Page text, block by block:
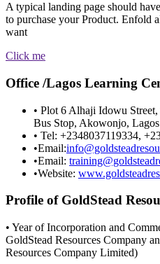
A typical landing page should
to purchase your Product. Enfold
want
Click me
Office /Lagos Learning
• Plot 6 Alhaji Idowu
Bus Stop, Akowonjo, Lagos
• Tel: +2348037119334,
•Email:
•Email:
•Website:
Profile of GoldStead
• Year of Incorporation and
GoldStead Resources Company
Resources Company Limited)